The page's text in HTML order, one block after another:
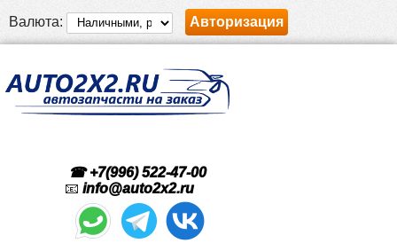
Валюта: Авторизация
☎ +7(996) 522-47-00
📧 info@auto2x2.ru